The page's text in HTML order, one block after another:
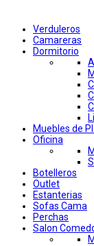
Verduleros
Camareras
Dormitorio
Muebles de
Oficina
Botelleros
Outlet
Estanterias
Sofas Cama
Perchas
Salon